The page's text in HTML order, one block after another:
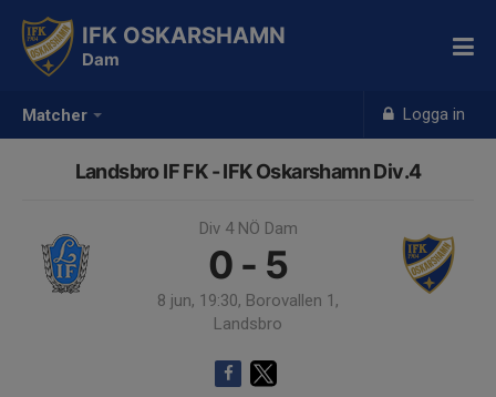
Matcher Logga in
IFK OSKARSHAMN
Dam
Landsbro IF FK - IFK Oskarshamn Div.4
Div 4 NÖ Dam
0 - 5
8 jun, 19:30, Borovallen 1,
Landsbro